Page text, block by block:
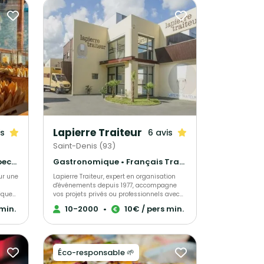
Français Traditionnel • Barbecue et grillades • Crêpes et galettes
une
Lapierre Traiteur 6 avis
Saint-Denis (93)
Gastronomique • Français Traditionnel • Barbecue et grillades
Lapierre Traiteur, expert en organisation
d'événements depuis 1977, accompagne
vos projets privés ou professionnels avec
professionnalisme et savoir-faire. Situé à
proximité du Stade de France, il met à
frais et locaux. Grâce à une équipe de
collaborateurs expérimentés, Lapierre
Traiteur garantit une prestation culinaire
10-2000 • 10€ / pers min.
Éco-responsable 🌱